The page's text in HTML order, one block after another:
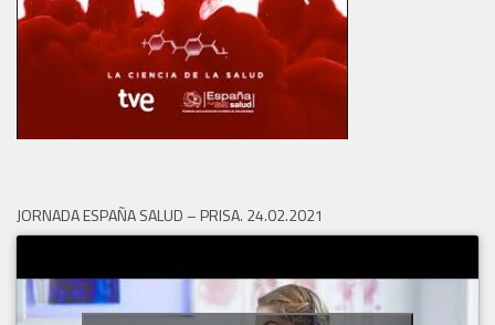
JORNADA ESPAÑA SALUD – PRISA. 24.02.2021